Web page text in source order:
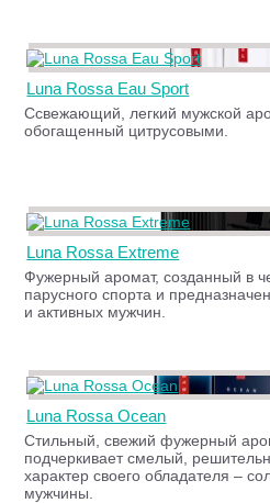
Luna Rossa Eau Sport
Ссвежающий, легкий мужской
обогащенный цитрусовыми.
Luna Rossa Extreme
Фужерный аромат, созданный в
парусного спорта и
и активных мужчин.
Luna Rossa Ocean
Стильный, свежий фужерный
подчеркивает смелый,
характер своего обладателя –
мужчины.